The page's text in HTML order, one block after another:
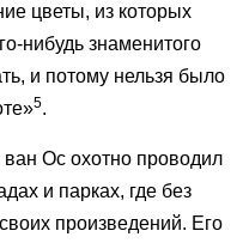
цветы, из которых
нибудь знаменитого
и потому нельзя было
5.
Ос охотно проводил
и парках, где без
произведений. Его